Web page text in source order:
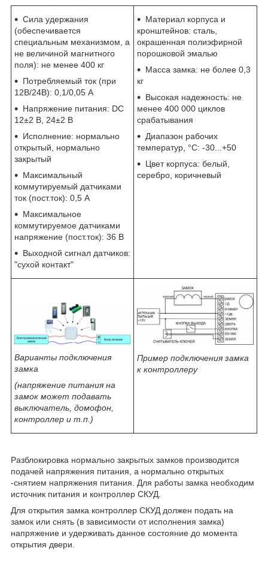
Сила удержания
(обеспечивается
специальным механизмом, а
не величиной магнитного
поля): не менее 400 кг
Потребляемый ток (при
12В/24В): 0,1/0,05 А
Напряжение питания: DC
12±2 В, 24±2 В
Исполнение: нормально
открытый, нормально
закрытый
Максимальный
коммутируемый датчиками
ток (пост.ток): 0,5 А
Максимальное
коммутируемое датчиками
напряжение (пост.ток): 36 В
Выходной сигнал датчиков:
"сухой контакт"
Материал корпуса и
кронштейнов: сталь,
окрашенная полиэфирной
порошковой эмалью
Масса замка: не более 0,3
кг
Высокая надежность: не
менее 400 000 циклов
срабатывания
Диапазон рабочих
температур, °С: -30...+50
Цвет корпуса: белый,
серебро, коричневый
Варианты подключения
замка
(напряжение питания на
замок может подавать
выключатель, домофон,
контроллер и т.п.)
Пример подключения замка
к контроллеру
Разблокировка нормально закрытых замков производится
подачей напряжения питания, а нормально открытых
-снятием напряжения питания. Для работы замка необходим
источник питания и контроллер СКУД.
Для открытия замка контроллер СКУД должен подать на
замок или снять (в зависимости от исполнения замка)
напряжение и удерживать данное состояние до момента
открытия двери.